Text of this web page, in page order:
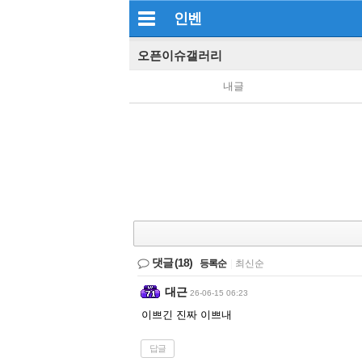
인벤
오픈이슈갤러리
내글
댓글(18) 등록순 최신순
대근 26-06-15 06:23
이쁘긴 진짜 이쁘내
답글